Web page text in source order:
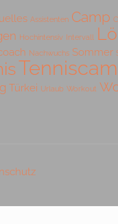
Assistenten Camp
Hochintensiv Intervall
Nachwuchs Sommer
Türkei Urlaub Workout